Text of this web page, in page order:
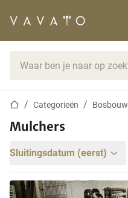
StartpaginaCategorieën Bosbouw
Mulchers
Sluitingsdatum (eerst)